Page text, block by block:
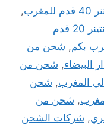
,
شحن كونتينر 20 قدم
بكم, شحن من
البيضاء, شحن من
المغرب, شحن
, شحن من
, شركات الشحن